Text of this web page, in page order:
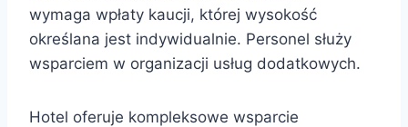
wymaga wpłaty kaucji, której wysokość
określana jest indywidualnie. Personel służy
wsparciem w organizacji usług dodatkowych.
Hotel oferuje kompleksowe wsparcie